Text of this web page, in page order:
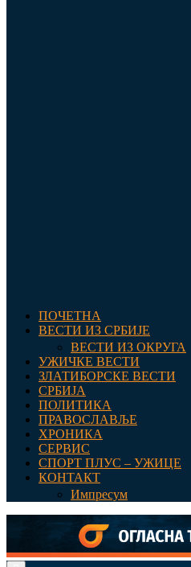
ПОЧЕТНА
ВЕСТИ ИЗ СРБИЈЕ
ВЕСТИ ИЗ ОКРУГА
УЖИЧКЕ ВЕСТИ
ЗЛАТИБОРСКЕ ВЕСТИ
СРБИЈА
ПОЛИТИКА
ПРАВОСЛАВЉЕ
ХРОНИКА
СЕРВИС
СПОРТ ПЛУС – УЖИЦЕ
КОНТАКТ
Импресум